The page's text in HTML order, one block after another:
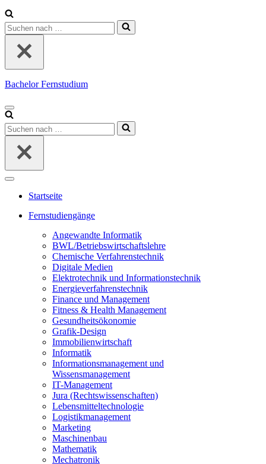
Suchen
nach …
Bachelor Fernstudium
Navigations-
Menü
Suchen
nach …
Navigations-
Startseite
Fernstudiengänge
Angewandte Informatik
BWL/Betriebswirtschaftslehre
Chemische Verfahrenstechnik
Digitale Medien
Elektrotechnik und Informationstechnik
Energieverfahrenstechnik
Finance und Management
Fitness & Health Management
Gesundheitsökonomie
Grafik-Design
Immobilienwirtschaft
Informatik
Informationsmanagement und
Wissensmanagement
IT-Management
Jura (Rechtswissenschaften)
Lebensmitteltechnologie
Logistikmanagement
Marketing
Maschinenbau
Mathematik
Mechatronik